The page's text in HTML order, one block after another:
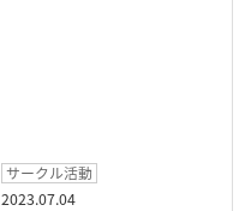
サークル活動
2023.07.04